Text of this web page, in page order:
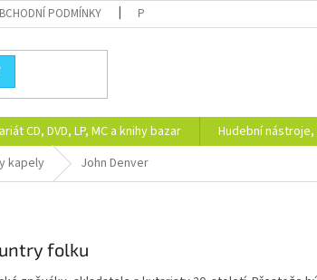
PODMÍNKY PODMÍNKY OCHRANY OSOBNÍCH
CD, DVD, LP, MC a knihy bazar Hudební
kapely John Denver
folku